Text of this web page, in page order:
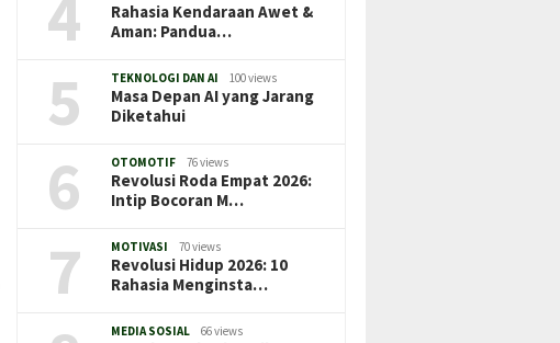
4
Rahasia Kendaraan Awet &
Aman: Pandua…
5 TEKNOLOGI DAN AI 100 views
Masa Depan AI yang Jarang
Diketahui
6 OTOMOTIF 76 views
Revolusi Roda Empat 2026:
Intip Bocoran M…
7 MOTIVASI 70 views
Revolusi Hidup 2026: 10
Rahasia Menginsta…
MEDIA SOSIAL 66 views